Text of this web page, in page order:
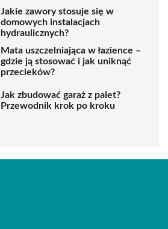
Jakie zawory stosuje się w
domowych instalacjach
hydraulicznych?
Mata uszczelniająca w łazience –
gdzie ją stosować i jak uniknąć
przecieków?
Jak zbudować garaż z palet?
Przewodnik krok po kroku